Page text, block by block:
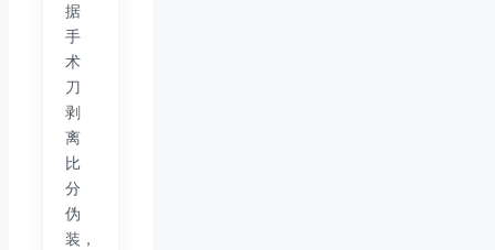
据
手
术
刀
剥
离
比
分
伪
装，